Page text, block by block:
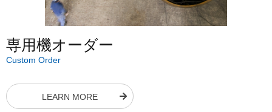
専用機オーダー
Custom Order
LEARN MORE